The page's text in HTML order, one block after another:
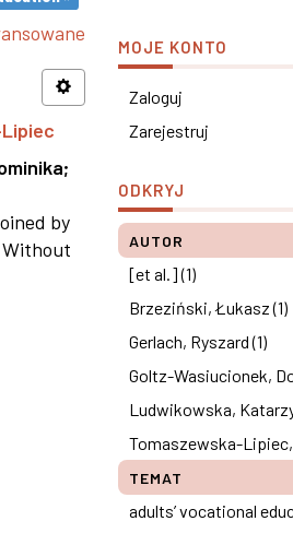
;
by
MOJE KONTO
Zaloguj
Zarejestruj
ODKRYJ
AUTOR
[et al.] (1)
Brzeziński, Łukasz (1)
Gerlach, Ryszard (1)
Goltz-Wasiucionek,
Ludwikowska,
Tomaszewska-Lipiec,
TEMAT
adults’ vocational